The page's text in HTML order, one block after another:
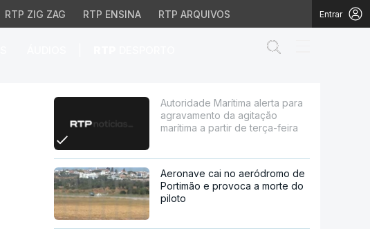
RTP ZIG ZAG RTP ENSINA RTP ARQUIVOS Entrar
da agitação
Autoridade Marítima alerta para
agravamento da agitação
marítima a partir de terça-feira
Aeronave cai no aeródromo de
Portimão e provoca a morte do
piloto